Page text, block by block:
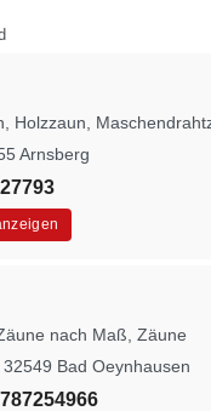
Holzzaun,
Arnsberg
nach Maß, Zäune
Bad Oeynhausen